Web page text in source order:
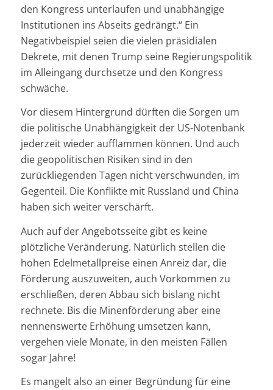
den Kongress unterlaufen und unabhängige
Institutionen ins Abseits gedrängt.“ Ein
Negativbeispiel seien die vielen präsidialen
Dekrete, mit denen Trump seine Regierungspolitik
im Alleingang durchsetze und den Kongress
schwäche.
Vor diesem Hintergrund dürften die Sorgen um
die politische Unabhängigkeit der US-Notenbank
jederzeit wieder aufflammen können. Und auch
die geopolitischen Risiken sind in den
zurückliegenden Tagen nicht verschwunden, im
Gegenteil. Die Konflikte mit Russland und China
haben sich weiter verschärft.
Auch auf der Angebotsseite gibt es keine
plötzliche Veränderung. Natürlich stellen die
hohen Edelmetallpreise einen Anreiz dar, die
Förderung auszuweiten, auch Vorkommen zu
erschließen, deren Abbau sich bislang nicht
rechnete. Bis die Minenförderung aber eine
nennenswerte Erhöhung umsetzen kann,
vergehen viele Monate, in den meisten Fällen
sogar Jahre!
Es mangelt also an einer Begründung für eine